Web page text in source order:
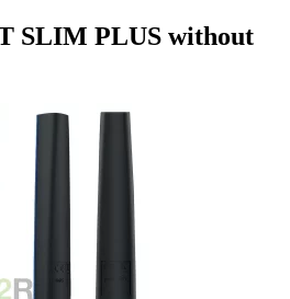
SLIM PLUS without